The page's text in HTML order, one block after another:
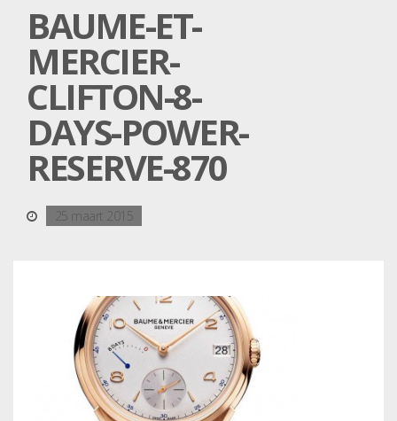
BAUME-ET-
MERCIER-
CLIFTON-8-
DAYS-POWER-
RESERVE-870
25 maart 2015